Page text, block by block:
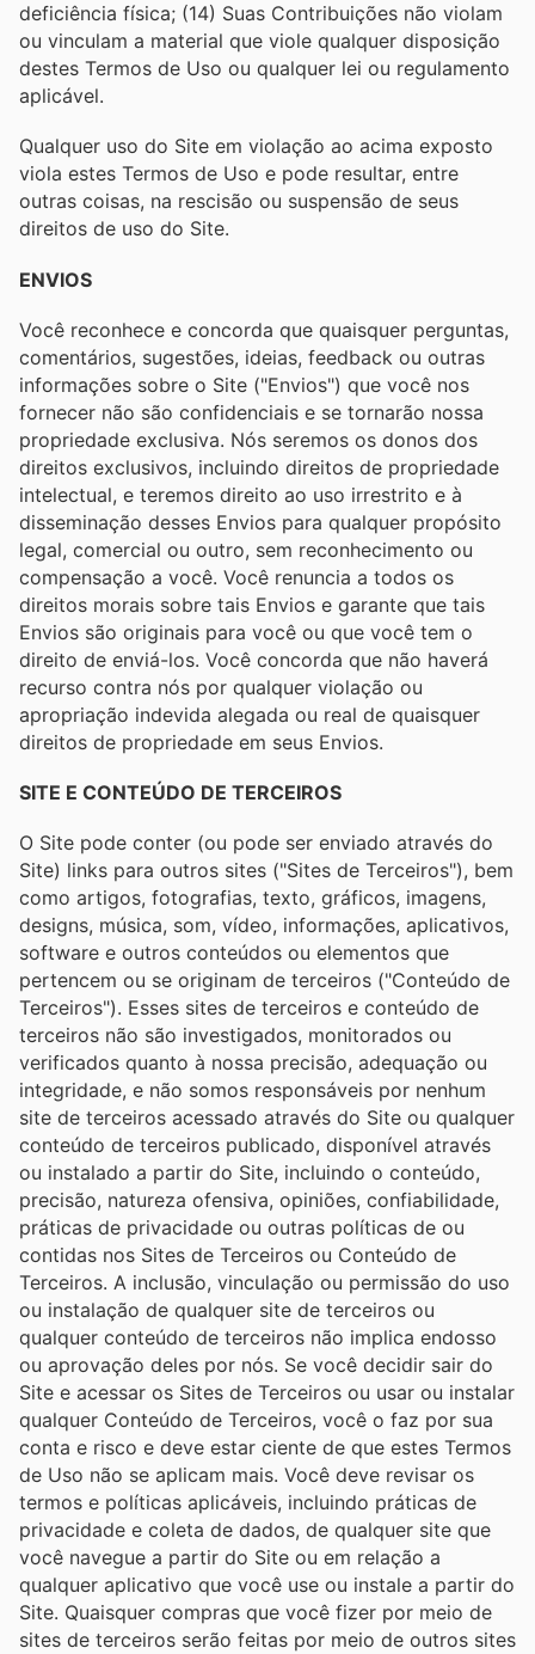
deficiência física; (14) Suas Contribuições não violam
ou vinculam a material que viole qualquer disposição
destes Termos de Uso ou qualquer lei ou regulamento
aplicável.
Qualquer uso do Site em violação ao acima exposto
viola estes Termos de Uso e pode resultar, entre
outras coisas, na rescisão ou suspensão de seus
direitos de uso do Site.
ENVIOS
Você reconhece e concorda que quaisquer perguntas,
comentários, sugestões, ideias, feedback ou outras
informações sobre o Site ("Envios") que você nos
fornecer não são confidenciais e se tornarão nossa
propriedade exclusiva. Nós seremos os donos dos
direitos exclusivos, incluindo direitos de propriedade
intelectual, e teremos direito ao uso irrestrito e à
disseminação desses Envios para qualquer propósito
legal, comercial ou outro, sem reconhecimento ou
compensação a você. Você renuncia a todos os
direitos morais sobre tais Envios e garante que tais
Envios são originais para você ou que você tem o
direito de enviá-los. Você concorda que não haverá
recurso contra nós por qualquer violação ou
apropriação indevida alegada ou real de quaisquer
direitos de propriedade em seus Envios.
SITE E CONTEÚDO DE TERCEIROS
O Site pode conter (ou pode ser enviado através do
Site) links para outros sites ("Sites de Terceiros"), bem
como artigos, fotografias, texto, gráficos, imagens,
designs, música, som, vídeo, informações, aplicativos,
software e outros conteúdos ou elementos que
pertencem ou se originam de terceiros ("Conteúdo de
Terceiros"). Esses sites de terceiros e conteúdo de
terceiros não são investigados, monitorados ou
verificados quanto à nossa precisão, adequação ou
integridade, e não somos responsáveis ​​por nenhum
site de terceiros acessado através do Site ou qualquer
conteúdo de terceiros publicado, disponível através
ou instalado a partir do Site, incluindo o conteúdo,
precisão, natureza ofensiva, opiniões, confiabilidade,
práticas de privacidade ou outras políticas de ou
contidas nos Sites de Terceiros ou Conteúdo de
Terceiros. A inclusão, vinculação ou permissão do uso
ou instalação de qualquer site de terceiros ou
qualquer conteúdo de terceiros não implica endosso
ou aprovação deles por nós. Se você decidir sair do
Site e acessar os Sites de Terceiros ou usar ou instalar
qualquer Conteúdo de Terceiros, você o faz por sua
conta e risco e deve estar ciente de que estes Termos
de Uso não se aplicam mais. Você deve revisar os
termos e políticas aplicáveis, incluindo práticas de
privacidade e coleta de dados, de qualquer site que
você navegue a partir do Site ou em relação a
qualquer aplicativo que você use ou instale a partir do
Site. Quaisquer compras que você fizer por meio de
sites de terceiros serão feitas por meio de outros sites